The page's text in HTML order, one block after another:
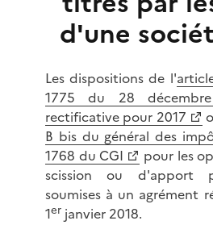
d'une
Les dispositions de l'
1775 du 28
rectificative pour 2017
B bis du général des
1768 du CGI
pour les
scission ou d'apport
soumises à un agrément
1er janvier 2018.